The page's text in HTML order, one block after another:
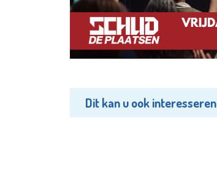
Dit kan u ook interesseren